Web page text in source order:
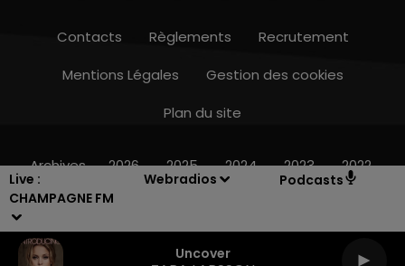
Live :
CHAMPAGNE FM
Webradios Podcasts
Uncover
Contacts Règlements
Recrutement
Mentions Légales
Gestion des cookies
Plan du site
Archives 2026 2025 2024 2023 2022